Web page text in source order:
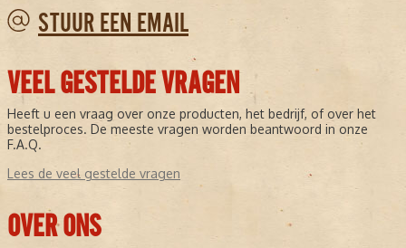
STUUR EEN EMAIL
VEEL GESTELDE VRAGEN
Heeft u een vraag over onze producten, het bedrijf, of over het
bestelproces. De meeste vragen worden beantwoord in onze
F.A.Q.
Lees de veel gestelde vragen
OVER ONS